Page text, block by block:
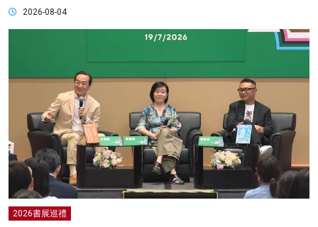
2026-08-04
2026書展巡禮